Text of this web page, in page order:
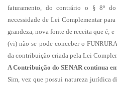
faturamento, do contrário o § 8º
necessidade de Lei Complementar
grandeza, nova fonte de receita que é; e
(vi) não se pode conceber o
da contribuição criada pela Lei
A Contribuição do SENAR continua
Sim, vez que possui natureza jurídica